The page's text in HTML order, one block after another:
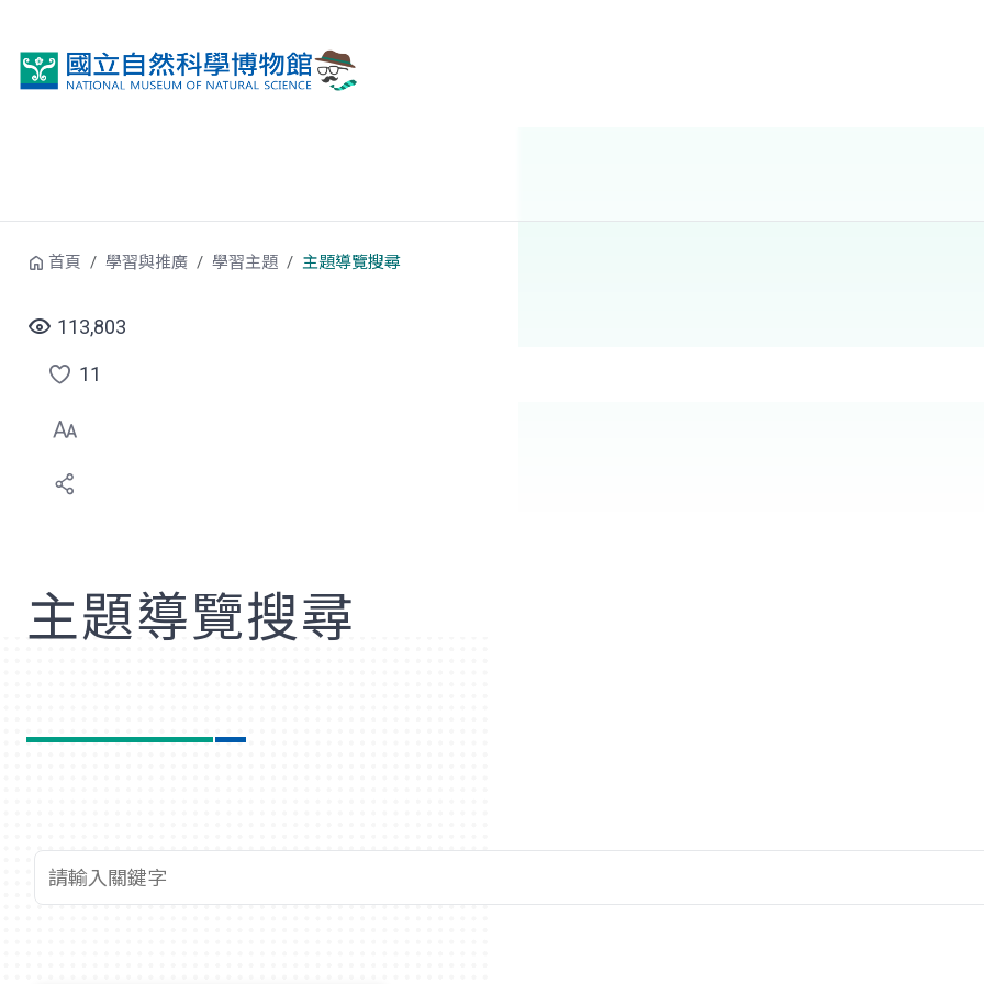
首頁 學習與推廣 學習主題 主題導覽搜尋
113,803
點
選
喜
11
主題導覽搜尋
查詢關鍵字